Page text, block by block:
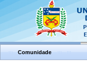
Comunidade